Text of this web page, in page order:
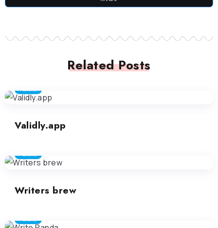
Related Posts
Validly.app
Writers brew